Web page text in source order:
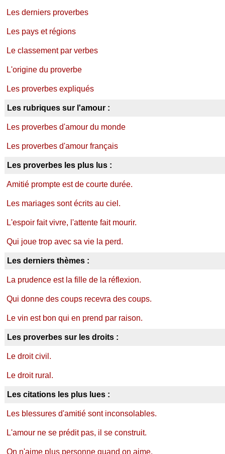
Les derniers proverbes
Les pays et régions
Le classement par verbes
L'origine du proverbe
Les proverbes expliqués
Les rubriques sur l'amour :
Les proverbes d'amour du monde
Les proverbes d'amour français
Les proverbes les plus lus :
Amitié prompte est de courte durée.
Les mariages sont écrits au ciel.
L'espoir fait vivre, l'attente fait mourir.
Qui joue trop avec sa vie la perd.
Les derniers thèmes :
La prudence est la fille de la réflexion.
Qui donne des coups recevra des coups.
Le vin est bon qui en prend par raison.
Les proverbes sur les droits :
Le droit civil.
Le droit rural.
Les citations les plus lues :
Les blessures d'amitié sont inconsolables.
L'amour ne se prédit pas, il se construit.
On n'aime plus personne quand on aime.